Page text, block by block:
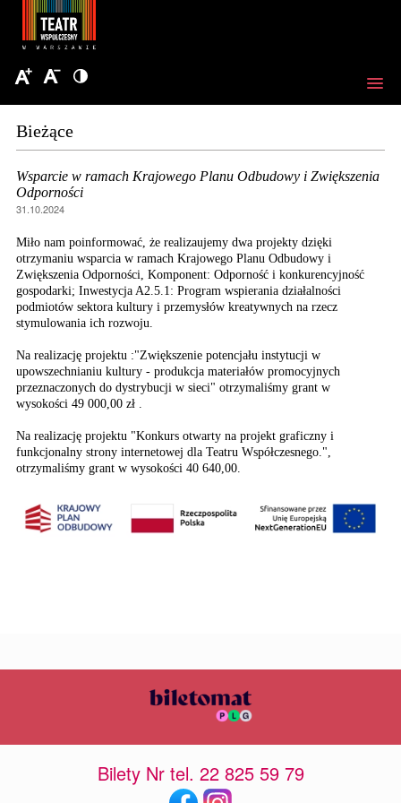
Bieżące
Wsparcie w ramach Krajowego Planu Odbudowy i Zwiększenia
Odporności
31.10.2024
Miło nam poinformować, że realizaujemy dwa projekty dzięki
otrzymaniu wsparcia w ramach Krajowego Planu Odbudowy i
Zwiększenia Odporności, Komponent: Odporność i konkurencyjność
gospodarki; Inwestycja A2.5.1: Program wspierania działalności
podmiotów sektora kultury i przemysłów kreatywnych na rzecz
stymulowania ich rozwoju.
Na realizację projektu :"Zwiększenie potencjału instytucji w
upowszechnianiu kultury - produkcja materiałów promocyjnych
przeznaczonych do dystrybucji w sieci" otrzymaliśmy grant w
wysokości 49 000,00 zł .
Na realizację projektu "Konkurs otwarty na projekt graficzny i
funkcjonalny strony internetowej dla Teatru Współczesnego.",
otrzymaliśmy grant w wysokości 40 640,00.
Bilety Nr tel. 22 825 59 79